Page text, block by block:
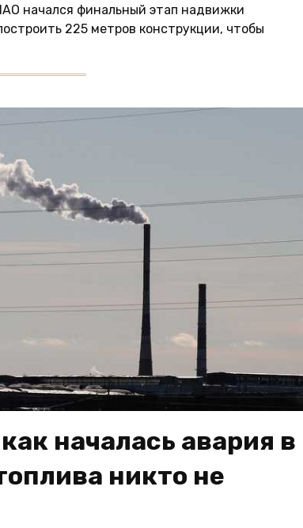
начался финальный этап надвижки
225 метров конструкции, чтобы
началась авария в
никто не